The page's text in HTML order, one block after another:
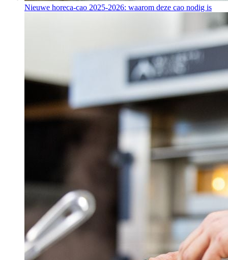
Nieuwe horeca-cao 2025-2026: waarom deze cao nodig is